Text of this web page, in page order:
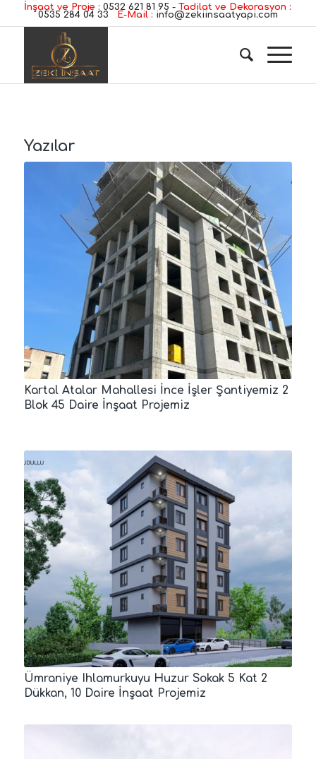
İnşaat ve Proje : 0532 621 81 95 - Tadilat ve Dekorasyon :
0535 284 04 33 E-Mail : info@zekiinsaatyapi.com
Yazılar
Kartal Atalar Mahallesi İnce İşler Şantiyemiz 2
Blok 45 Daire İnşaat Projemiz
Ümraniye Ihlamurkuyu Huzur Sokak 5 Kat 2
Dükkan, 10 Daire İnşaat Projemiz